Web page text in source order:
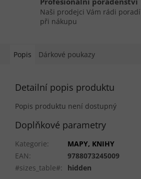
Naši prodejci Vám rádi poradí
při nákupu
Popis Dárkové poukazy
Detailní popis produktu
Popis produktu není dostupný
Doplňkové parametry
Kategorie:
MAPY, KNIHY
EAN:
9788073245009
#sizes_table#: hidden